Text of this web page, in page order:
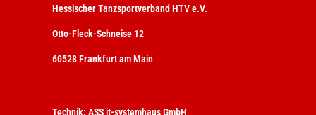
Hessischer Tanzsportverband HTV e.V.
Otto-Fleck-Schneise 12
60528 Frankfurt am Main
Technik: ASS it-systemhaus GmbH